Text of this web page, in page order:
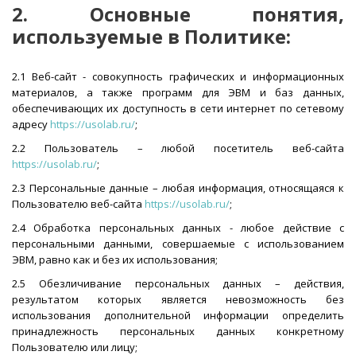
2. Основные понятия,
используемые в Политике:
2.1 Веб-сайт - совокупность графических и информационных
материалов, а также программ для ЭВМ и баз данных,
обеспечивающих их доступность в сети интернет по сетевому
адресуhttps://usolab.ru/;
2.2 Пользователь – любой посетитель веб-сайта
https://usolab.ru/;
2.3 Персональные данные – любая информация, относящаяся к
Пользователю веб-сайта https://usolab.ru/;
2.4 Обработка персональных данных - любое действие с
персональными данными, совершаемые с использованием
ЭВМ, равно как и без их использования;
2.5 Обезличивание персональных данных – действия,
результатом которых является невозможность без
использования дополнительной информации определить
принадлежность персональных данных конкретному
Пользователю или лицу;